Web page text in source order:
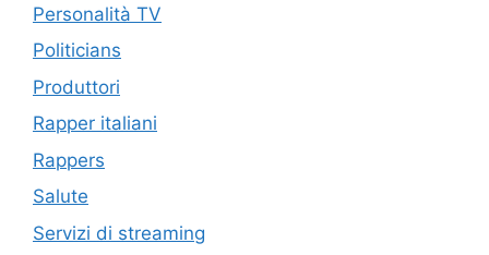
Personalità TV
Politicians
Produttori
Rapper italiani
Rappers
Salute
Servizi di streaming